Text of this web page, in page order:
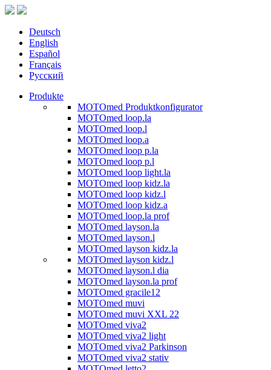
Deutsch
English
Español
Français
Русский
Produkte
MOTOmed Produktkonfigurator
MOTOmed loop.la
MOTOmed loop.l
MOTOmed loop.a
MOTOmed loop p.la
MOTOmed loop p.l
MOTOmed loop light.la
MOTOmed loop kidz.la
MOTOmed loop kidz.l
MOTOmed loop kidz.a
MOTOmed loop.la prof
MOTOmed layson.la
MOTOmed layson.l
MOTOmed layson kidz.la
MOTOmed layson kidz.l
MOTOmed layson.l dia
MOTOmed layson.la prof
MOTOmed gracile12
MOTOmed muvi
MOTOmed muvi XXL 22
MOTOmed viva2
MOTOmed viva2 light
MOTOmed viva2 Parkinson
MOTOmed viva2 stativ